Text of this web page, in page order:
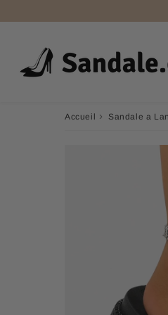
Accueil › Sandale a